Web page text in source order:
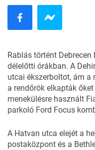
Rablás történt
délelőtti órákban. A Dehir
utcai ékszerboltot, ám a
a rendőrök elkapták
menekülésre használt
parkoló Ford Focus
A Hatvan utca elejét a
postaközpont és a